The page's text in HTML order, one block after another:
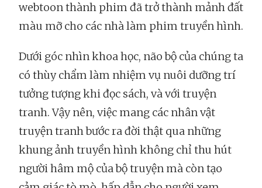
webtoon thành phim đã trở thành mảnh đất
màu mỡ cho các nhà làm phim truyền hình.
Dưới góc nhìn khoa học, não bộ của chúng ta
có thùy chẩm làm nhiệm vụ nuôi dưỡng trí
tưởng tượng khi đọc sách, và với truyện
tranh. Vậy nên, việc mang các nhân vật
truyện tranh bước ra đời thật qua những
khung ảnh truyền hình không chỉ thu hút
người hâm mộ của bộ truyện mà còn tạo